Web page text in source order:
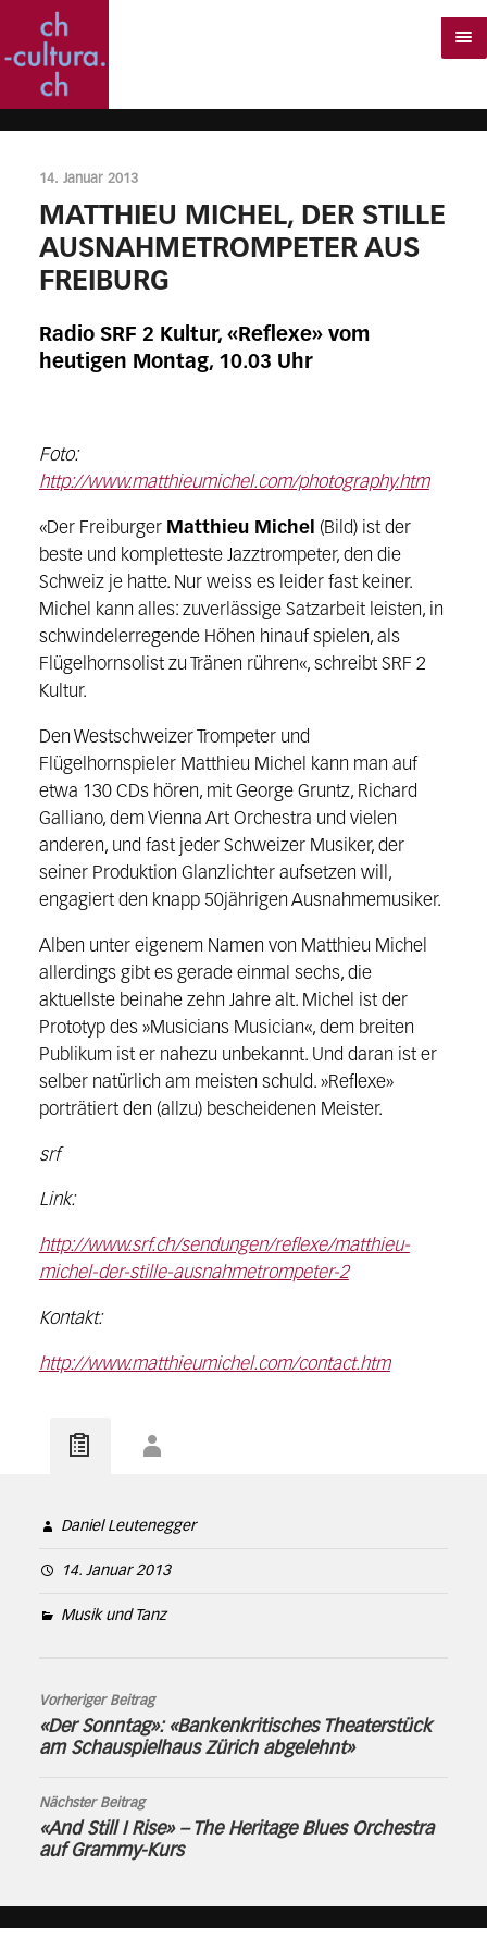
14. Januar 2013
MATTHIEU MICHEL, DER STILLE
AUSNAHMETROMPETER AUS
FREIBURG
Radio SRF 2 Kultur, «Reflexe» vom
heutigen Montag, 10.03 Uhr
Foto:
http://www.matthieumichel.com/photography.htm
«Der Freiburger Matthieu Michel (Bild) ist der
beste und kompletteste Jazztrompeter, den die
Schweiz je hatte. Nur weiss es leider fast keiner.
Michel kann alles: zuverlässige Satzarbeit leisten, in
schwindelerregende Höhen hinauf spielen, als
Flügelhornsolist zu Tränen rühren«, schreibt SRF 2
Kultur.
Den Westschweizer Trompeter und
Flügelhornspieler Matthieu Michel kann man auf
etwa 130 CDs hören, mit George Gruntz, Richard
Galliano, dem Vienna Art Orchestra und vielen
anderen, und fast jeder Schweizer Musiker, der
seiner Produktion Glanzlichter aufsetzen will,
engagiert den knapp 50jährigen Ausnahmemusiker.
Alben unter eigenem Namen von Matthieu Michel
allerdings gibt es gerade einmal sechs, die
aktuellste beinahe zehn Jahre alt. Michel ist der
Prototyp des »Musicians Musician«, dem breiten
Publikum ist er nahezu unbekannt. Und daran ist er
selber natürlich am meisten schuld. »Reflexe»
porträtiert den (allzu) bescheidenen Meister.
srf
Link:
http://www.srf.ch/sendungen/reflexe/matthieu-
michel-der-stille-ausnahmetrompeter-2
Kontakt:
http://www.matthieumichel.com/contact.htm
Daniel Leutenegger
14. Januar 2013
Musik und Tanz
Vorheriger Beitrag
«Der Sonntag»: «Bankenkritisches Theaterstück
am Schauspielhaus Zürich abgelehnt»
Nächster Beitrag
«And Still I Rise» – The Heritage Blues Orchestra
auf Grammy-Kurs